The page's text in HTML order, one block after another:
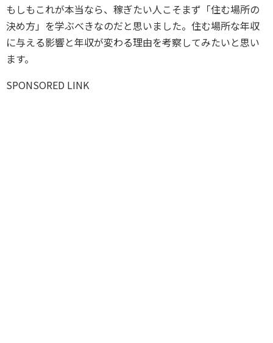
もしもこれが本当なら、稼ぎたい人こそまず「住む場所の
決め方」を学ぶべきなのだと思いました。住む場所な年収
に与える影響と年収が変わる理由を考察してみたいと思い
ます。
SPONSORED LINK